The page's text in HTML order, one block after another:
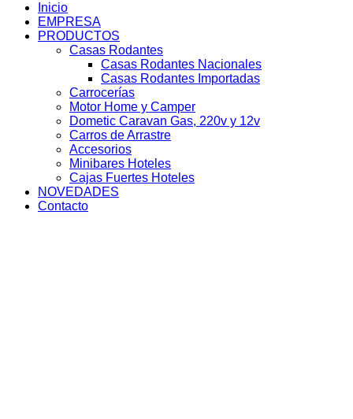
Inicio
EMPRESA
PRODUCTOS
Casas Rodantes
Casas Rodantes Nacionales
Casas Rodantes Importadas
Carrocerías
Motor Home y Camper
Dometic Caravan Gas, 220v y 12v
Carros de Arrastre
Accesorios
Minibares Hoteles
Cajas Fuertes Hoteles
NOVEDADES
Contacto